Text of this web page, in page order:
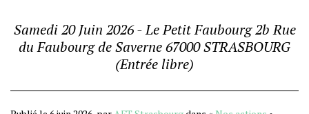
Samedi 20 Juin 2026 - Le Petit Faubourg 2b Rue
du Faubourg de Saverne 67000 STRASBOURG
(Entrée libre)